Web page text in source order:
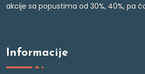
akcije sa popustima od 30%, 40%, pa
Informacije